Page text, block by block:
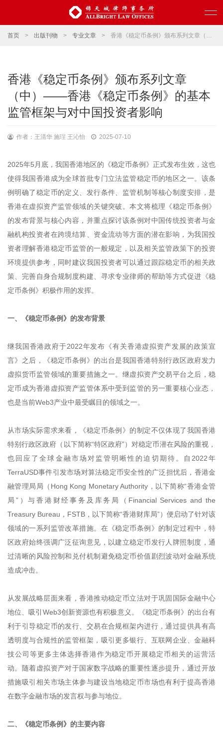
首页 > 出版刊物 > 专业文章 > 香港《稳定币条例》颁布系列文章（中）——香港《稳定币条例》的基本监管框架与对中国投资者影响
香港《稳定币条例》颁布系列文章
（中）——香港《稳定币条例》的基本
监管框架与对中国投资者影响
作者：王清华 施珵 王沁怡 2025-07-10
2025年5月底，我国香港地区的《稳定币条例》正式发布生效，这也
使得我国香港成为全球首批专门立法监管稳定币的地区之一。该条
例明确了稳定币的定义、发行条件、监管机制等核心制度安排，是
香港在虚拟资产监管领域的关键突破。本文将梳理《稳定币条例》
的发布背景与核心内容，并重点探讨该条例对中国传统投资者与金
融机构投资者在跨境结算、资金流动等方面的潜在影响，为我国投
资者理解香港稳定币监管的一般规定，以及相关监管政策下的投资
环境提供参考，同时建议我国投资者可以通过跟踪稳定币的相关政
策、完善自身合规制度构建、寻求专业律师的帮助等方式促进《稳
定币条例》积极作用的发挥。
一、《稳定币条例》的发布背景
继我国香港政府于2022年发布《有关香港虚拟资产发展的政策宣
言》之后，《稳定币条例》的出台是我国香港特别行政区政府发力
虚拟货币监管领域的重要措施之一。继虚拟资产交易平台之后，稳
定币成为香港虚拟资产监管体系中受到监管的另一重要核心业态，
也是当前Web3产业中最受瞩目的领域之一。
从市场实际需求来看，《稳定币条例》的制定不仅体现了我国香港
特别行政区政府（以下简称“特区政府”）对稳定币潜在风险的重视，
也回应了全球金融市场对监管明晰性的迫切期待。自2022年
TerraUSD事件引发市场对算法稳定币安全性的广泛担忧后，香港金
融管理局局（Hong Kong Monetary Authority，以下简称“香港金管
局”）与香港财经事务及库务局（Financial Services and the
Treasury Bureau，FSTB，以下简称“香港财库局”）便启动了针对该
领域的一系列监管改革措施。在《稳定币条例》的制定过程中，特
区政府始终强调广泛征询意见，以建立稳定币发行人牌照制度，通
过清晰的风险控制和兑付机制避免稳定币价值剧烈波动对金融系统
造成冲击。
从发展战略层面来看，香港推动稳定币立法对于巩固国际金融中心
地位、吸引Web3创新资源也有积极意义。《稳定币条例》的出台有
利于引导稳定币的发行、交易在合规框架内进行，通过提供具有高
透明度与合规性的监管框架，吸引更多银行、互联网企业、金融科
技公司等更多主体选择香港作为稳定币开展稳定币相关的运营活
动。随着虚拟资产对于国家数字战略的重要性逐步提升，通过开放
措施吸引相关市场主体参与建设当地稳定币市场也有利于提高香港
在数字金融市场的发言权与参与地位。
二、《稳定币条例》的主要内容